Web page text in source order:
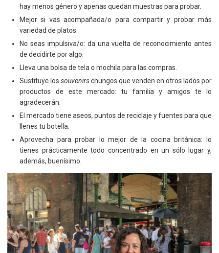
hay menos género y apenas quedan muestras para probar.
Mejor si vas acompañada/o para compartir y probar más
variedad de platos.
No seas impulsiva/o: da una vuelta de reconocimiento antes
de decidirte por algo.
Lleva una bolsa de tela o mochila para las compras.
Sustituye los souvenirschungos que venden en otros lados por
productos de este mercado: tu familia y amigos te lo
agradecerán.
El mercado tiene aseos, puntos de reciclaje y fuentes para que
llenes tu botella.
Aprovecha para probar lo mejor de la cocina británica: lo
tienes prácticamente todo concentrado en un sólo lugar y,
además, buenísimo.